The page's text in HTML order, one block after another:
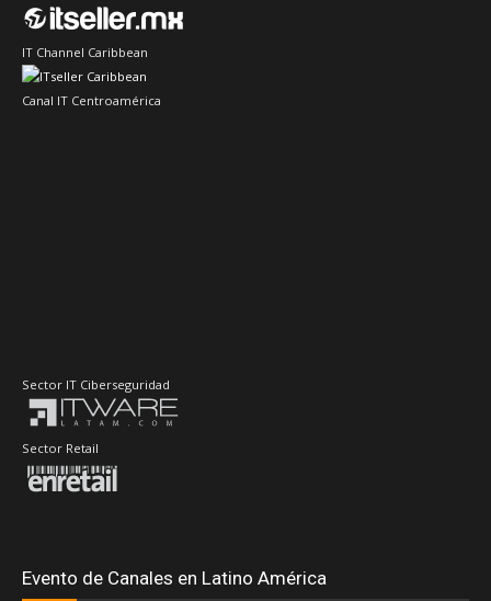
IT Channel Caribbean
Canal IT Centroamérica
Sector IT Ciberseguridad
Sector Retail
Evento de Canales en Latino América